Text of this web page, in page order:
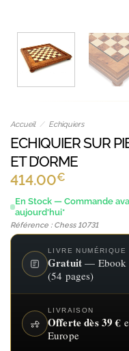
Accueil / Echiquiers
ECHIQUIER SUR
ET D’ORME
414.00€
En Stock — Commande
aujourd'hui*
Référence : Chess 10731
LIVRE NUMÉRIQUE
Gratuit — Ebook
(54 pages)
LIVRAISON
Offerte dès 39 €
Europe